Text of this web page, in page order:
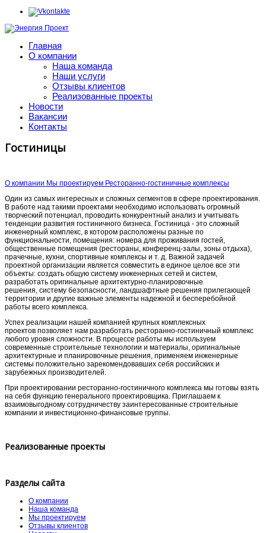
Главная
О компании
Наша команда
Наши услуги
Отзывы клиентов
Реализованные проекты
Новости
Вакансии
Контакты
Гостиницы
О компании Мы проектируем Ресторанно-гостиничные комплексы
Один из самых интересных и сложных сегментов в сфере проектирования.
В работе над такими проектами необходимо использовать огромный
творческий потенциал, проводить конкурентный анализ и учитывать
тенденции развития гостиничного бизнеса. Гостиница - это сложный
инженерный комплекс, в котором расположены разные по
функциональности, помещения: номера для проживания гостей,
общественные помещения (рестораны, конференц-залы, зоны отдыха),
прачечные, кухни, спортивные комплексы и т. д. Важной задачей
проектной организации является совместить в единое целое все эти
объекты: создать общую систему инженерных сетей и систем,
разработать оригинальные архитектурно-планировочные
решения, систему безопасности, ландшафтные решения прилегающей
территории и другие важные элементы надежной и бесперебойной
работы всего комплекса.
Успех реализации нашей компанией крупных комплексных
проектов позволяет нам разработать ресторанно-гостиничный комплекс
любого уровня сложности. В процессе работы мы используем
современные строительные технологии и материалы, оригинальные
архитектурные и планировочные решения, применяем инженерные
системы положительно зарекомендовавших себя российских и
зарубежных производителей.
При проектировании ресторанно-гостиничного комплекса мы готовы взять
на себя функцию генерального проектировщика. Приглашаем к
взаимовыгодному сотрудничеству заинтересованные строительные
компании и инвестиционно-финансовые группы.
Реализованные проекты
Разделы сайта
О компании
Наша команда
Мы проектируем
Отзывы клиентов